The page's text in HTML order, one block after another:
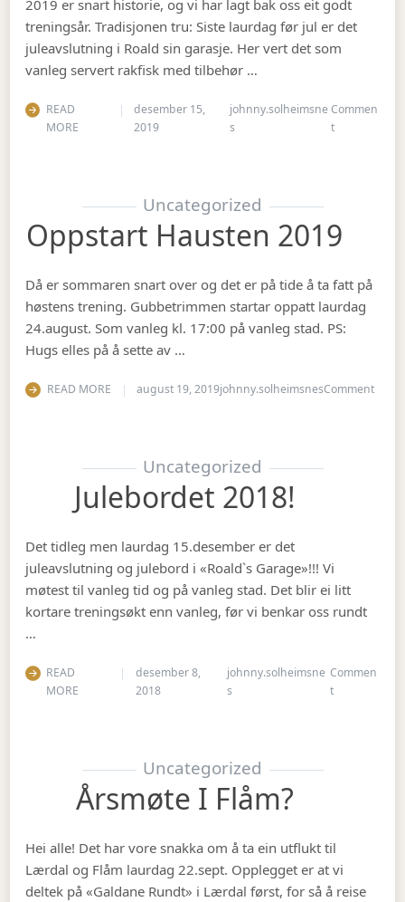
2019 er snart historie, og vi har lagt bak oss eit godt
treningsår. Tradisjonen tru: Siste laurdag før jul er det
juleavslutning i Roald sin garasje. Her vert det som
vanleg servert rakfisk med tilbehør …
READ
MORE
desember 15,
2019
johnny.solheimsne
s
Commen
ton
Uncategorized
Oppstart Hausten 2019
Då er sommaren snart over og det er på tide å ta fatt på
høstens trening. Gubbetrimmen startar oppatt laurdag
24.august. Som vanleg kl. 17:00 på vanleg stad. PS:
Hugs elles på å sette av …
READ MORE august 19, 2019johnny.solheimsnesCommenton
Uncategorized
Julebordet 2018!
Det tidleg men laurdag 15.desember er det
juleavslutning og julebord i «Roald`s Garage»!!! Vi
møtest til vanleg tid og på vanleg stad. Det blir ei litt
kortare treningsøkt enn vanleg, før vi benkar oss rundt
…
READ
MORE
desember 8,
2018
johnny.solheimsne
s
Commen
ton Julebordet
Uncategorized
Årsmøte I Flåm?
Hei alle! Det har vore snakka om å ta ein utflukt til
Lærdal og Flåm laurdag 22.sept. Opplegget er at vi
deltek på «Galdane Rundt» i Lærdal først, for så å reise